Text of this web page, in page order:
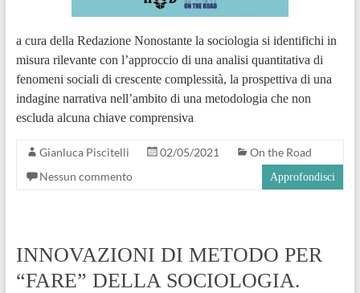
a cura della Redazione Nonostante la sociologia si identifichi in
misura rilevante con l’approccio di una analisi quantitativa di
fenomeni sociali di crescente complessità, la prospettiva di una
indagine narrativa nell’ambito di una metodologia che non
escluda alcuna chiave comprensiva
Gianluca Piscitelli 02/05/2021
On the Road
Nessun commento
Approfondisci
INNOVAZIONI DI METODO PER
“FARE” DELLA SOCIOLOGIA.